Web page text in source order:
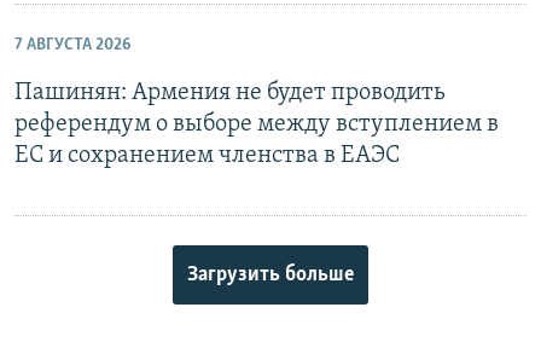
7 АВГУСТА 2026
Пашинян: Армения не будет проводить
референдум о выборе между вступлением в
ЕС и сохранением членства в ЕАЭС
Загрузить больше